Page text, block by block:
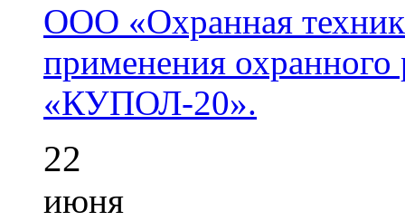
ООО «Охранная
применения охранного
«КУПОЛ-20».
22
июня